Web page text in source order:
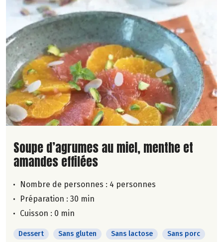
Lire la suite de la recette
Soupe d’agrumes au miel, menthe et
amandes effilées
Nombre de personnes : 4 personnes
Préparation : 30 min
Cuisson : 0 min
Dessert Sans gluten Sans lactose Sans porc